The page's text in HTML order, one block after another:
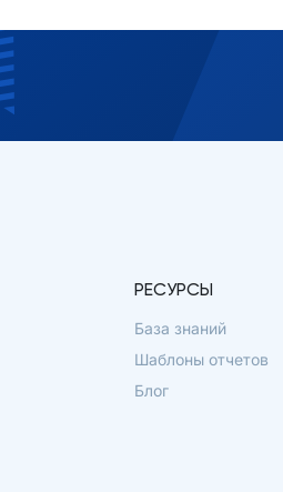
РЕСУРСЫ
База знаний
Шаблоны отчетов
Блог